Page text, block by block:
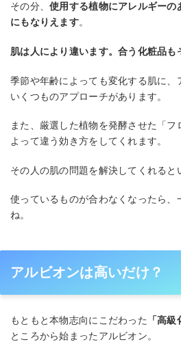
その分、使用する植物にアレルギー
にもなりえます。
肌は人により違います。合う化粧品も
季節や年齢によっても変化する肌に、
いくつものアプローチがあります。
また、厳選した植物を発酵させた「
よって違う効き方をしてくれます。
その人の肌の問題を解決してくれると
使っているものが合わなくなったら、
ね。
アルビオンは高いだけ？
もともと本物志向にこだわった 「高
ところから始まったアルビオン。